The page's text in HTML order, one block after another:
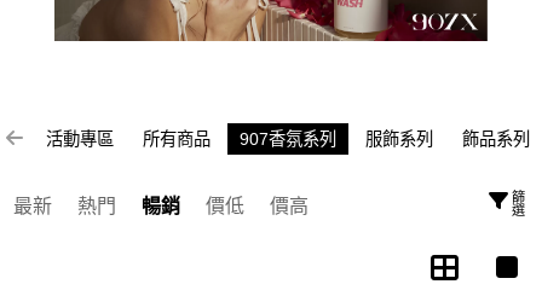
活動專區 所有商品 907香氛系列 服飾系列 飾品系列
最新 熱門 暢銷 價低 價高 篩選